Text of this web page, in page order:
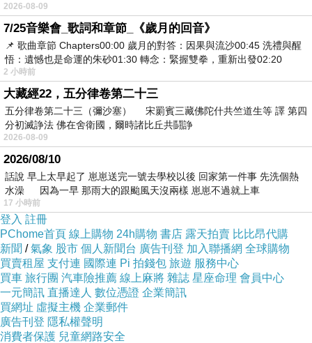
179公分大尺
寸椅面，讓
您無論是當
沙發坐的時
候，亦或是
當床睡覺的
時候，都能
感覺到帶來
2026-08-09
7/25音樂會_歌詞和章節_《歲月的回音》
📌 歌曲章節 Chapters00:00​ 歲月的對答：因果與流沙00:45​ 洗禮與醒
悟：遺憾也是命運的朱砂01:30​ 轉念：緊握雙拳，重新出發02:20
2 小時前
大藏經22，五分律卷第二十三
五分律卷第二十三（彌沙塞） 宋罽賓三藏佛陀什共竺道生等 譯 第四
分初滅諍法 佛在舍衛國，爾時諸比丘共鬪諍
2026-08-09
2026/08/10
話說 早上太早起了 崽崽送完一號去學校以後 回家第一件事 先洗個熱
水澡 因為一早 那雨大的跟颱風天沒兩樣 崽崽不過就上車
17 小時前
登入 註冊
PChome首頁 線上購物 24h購物 書店 露天拍賣 比比昂代購
新聞 /氣象 股市 個人新聞台 廣告刊登 加入聯播網 全球購物
買賣租屋 支付連 國際連 Pi 拍錢包 旅遊 服務中心
買車 旅行團 汽車險推薦 線上麻將 雜誌 星座命理 會員中心
一元簡訊 直播達人 數位憑證 企業簡訊
買網址 虛擬主機 企業郵件
廣告刊登 隱私權聲明
消費者保護 兒童網路安全